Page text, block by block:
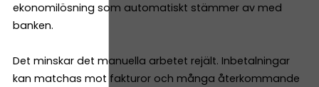
ekonomilösning som automatiskt stämmer av med
banken.
Det minskar det manuella arbetet rejält. Inbetalningar
kan matchas mot fakturor och många återkommande